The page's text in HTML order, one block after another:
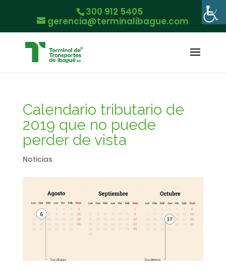
300 912 5405
gerencia@terminalibague.com
Calendario tributario de
2019 que no puede
perder de vista
Noticias